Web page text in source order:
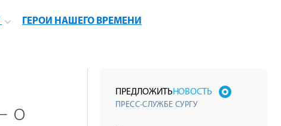
ГЕРОИ НАШЕГО ВРЕМЕНИ
о
ПРЕДЛОЖИТЬНОВОСТЬ
ПРЕСС-СЛУЖБЕ СУРГУ